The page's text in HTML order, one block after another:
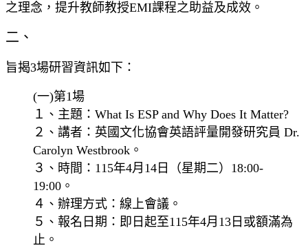
之理念，提升教師教授EMI課程之助益及成效。
二、
旨揭3場研習資訊如下：
(一)第1場
１、主題：What Is ESP and Why Does It Matter?
２、講者：英國文化協會英語評量開發研究員 Dr.
Carolyn Westbrook。
３、時間：115年4月14日（星期二）18:00-
19:00。
４、辦理方式：線上會議。
５、報名日期：即日起至115年4月13日或額滿為
止。